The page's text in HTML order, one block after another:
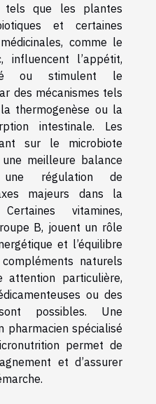
tels que les plantes
et certaines
comme le
l’appétit,
ou stimulent le
des mécanismes tels
thermogenèse ou la
intestinale. Les
sur le microbiote
meilleure balance
régulation de
majeurs dans la
vitamines,
B, jouent un rôle
et l’équilibre
naturels
attention particulière,
ou des
possibles. Une
pharmacien spécialisé
permet de
et d’assurer